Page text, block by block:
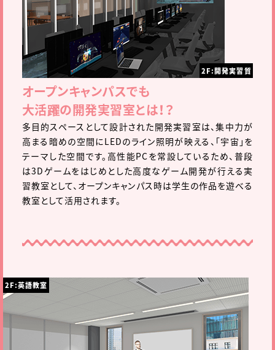
2F:開発実習質
オープンキャンパスでも
大活躍の開発実習室とは！？
多目的スペースとして設計された開発実習室は、集中力が
高まる暗めの空間にLEDのライン照明が映える、「宇宙」を
テーマした空間です。高性能PCを常設しているため、普段
は3Dゲームをはじめとした高度なゲーム開発が行える実
習教室として、オープンキャンパス時は学生の作品を遊べる
教室として活用されます。
2F:英語教室